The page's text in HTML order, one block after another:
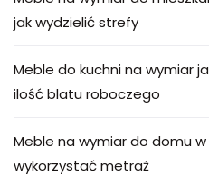
jak wydzielić strefy
Meble do kuchni na wymiar
ilość blatu roboczego
Meble na wymiar do domu
wykorzystać metraż